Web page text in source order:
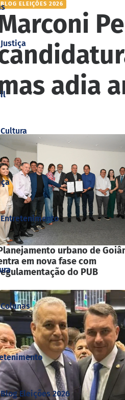
Justiça
Cultura
Entretenimento
Colunas
Blog Eleições 2026
BLOG ELEIÇÕES 2026
adia
urbano de
em nova fase com
do PUB